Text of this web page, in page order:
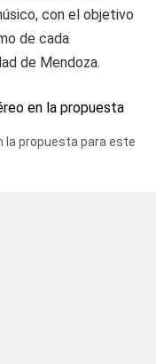
con el objetivo
de cada
de Mendoza.
la propuesta para este